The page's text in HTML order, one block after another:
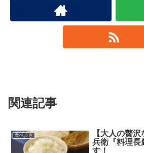
関連記事
食べ歩き
【大人の贅
兵衛『料理長
す！